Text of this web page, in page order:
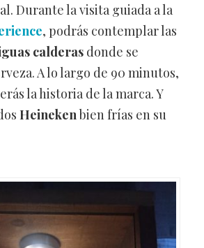
Durante la visita guiada a la
, podrás contemplar las
calderasdonde se
A lo largo de 90 minutos,
la historia de la marca. Y
Heinekenbien frías en su